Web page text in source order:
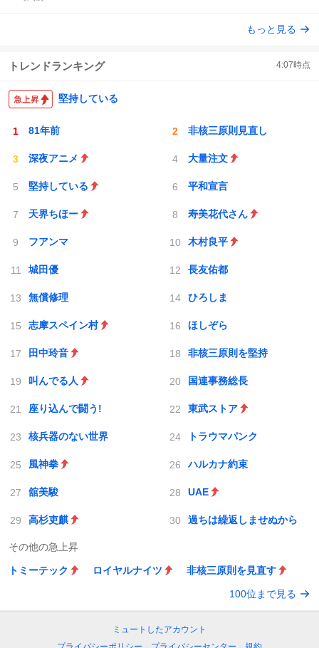
もっと見る
トレンドランキング 4:07時点
堅持している
81年前 非核三原則見直し
深夜アニメ 大量注文
堅持している 平和宣言
天界ちほー 寿美花代さん
フアンマ 木村良平
城田優 長友佑都
無償修理 ひろしま
志摩スペイン村 ほしぞら
田中玲音 非核三原則を堅持
叫んでる人 国連事務総長
座り込んで闘う! 東武ストア
核兵器のない世界 トラウマパンク
風神拳 ハルカナ約束
舘美駿 UAE
高杉吏麒 過ちは繰返しませぬから
その他の急上昇
トミーテック ロイヤルナイツ 非核三原則を見直す
100位まで見る
ミュートしたアカウント